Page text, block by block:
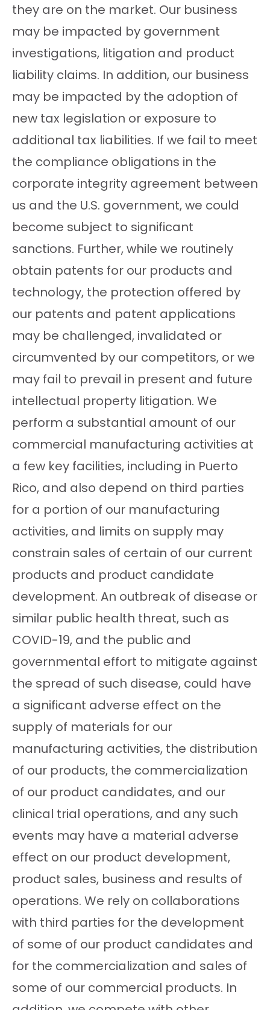
they are on the market. Our business
may be impacted by government
investigations, litigation and product
liability claims. In addition, our business
may be impacted by the adoption of
new tax legislation or exposure to
additional tax liabilities. If we fail to meet
the compliance obligations in the
corporate integrity agreement between
us and the U.S. government, we could
become subject to significant
sanctions. Further, while we routinely
obtain patents for our products and
technology, the protection offered by
our patents and patent applications
may be challenged, invalidated or
circumvented by our competitors, or we
may fail to prevail in present and future
intellectual property litigation. We
perform a substantial amount of our
commercial manufacturing activities at
a few key facilities, including in Puerto
Rico, and also depend on third parties
for a portion of our manufacturing
activities, and limits on supply may
constrain sales of certain of our current
products and product candidate
development. An outbreak of disease or
similar public health threat, such as
COVID-19, and the public and
governmental effort to mitigate against
the spread of such disease, could have
a significant adverse effect on the
supply of materials for our
manufacturing activities, the distribution
of our products, the commercialization
of our product candidates, and our
clinical trial operations, and any such
events may have a material adverse
effect on our product development,
product sales, business and results of
operations. We rely on collaborations
with third parties for the development
of some of our product candidates and
for the commercialization and sales of
some of our commercial products. In